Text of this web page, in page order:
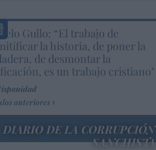
Gullo: “El trabajo de
la historia, de poner la
de desmontar la
es un trabajo cristiano"
anteriores
DIARIO DE LA CORRUPCIÓN
SANCHISTA